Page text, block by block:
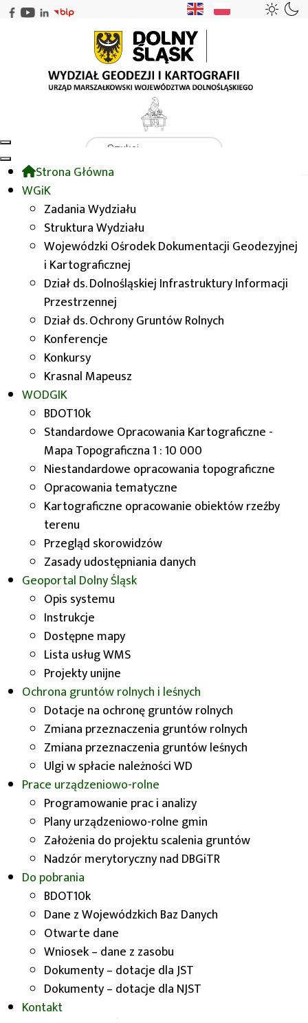
Szukaj
Strona Główna
WGiK
Zadania Wydziału
Struktura Wydziału
Wojewódzki Ośrodek Dokumentacji Geodezyjnej
i Kartograficznej
Dział ds. Dolnośląskiej Infrastruktury Informacji
Przestrzennej
Dział ds. Ochrony Gruntów Rolnych
Konferencje
Konkursy
Krasnal Mapeusz
WODGIK
BDOT10k
Standardowe Opracowania Kartograficzne -
Mapa Topograficzna 1 : 10 000
Niestandardowe opracowania topograficzne
Opracowania tematyczne
Kartograficzne opracowanie obiektów rzeźby
terenu
Przegląd skorowidzów
Zasady udostępniania danych
Geoportal Dolny Śląsk
Opis systemu
Instrukcje
Dostępne mapy
Lista usług WMS
Projekty unijne
Ochrona gruntów rolnych i leśnych
Dotacje na ochronę gruntów rolnych
Zmiana przeznaczenia gruntów rolnych
Zmiana przeznaczenia gruntów leśnych
Ulgi w spłacie należności WD
Prace urządzeniowo-rolne
Programowanie prac i analizy
Plany urządzeniowo-rolne gmin
Założenia do projektu scalenia gruntów
Nadzór merytoryczny nad DBGiTR
Do pobrania
BDOT10k
Dane z Wojewódzkich Baz Danych
Otwarte dane
Wniosek – dane z zasobu
Dokumenty – dotacje dla JST
Dokumenty – dotacje dla NJST
Kontakt
WGiK
BDOT10k
Informujemy, że na podstawie art. 1 pkt 28
ustawy z dnia 16 kwietnia 2020 r. o zmianie o
zmianie ustawy - Prawo geodezyjne i
kartograficzne oraz niektórych innych ustaw
(Dz.U. z 2020 poz. 782)
od dnia 31 lipca 2020
roku,nie będzie pobierana opłata za
udostępnianie Bazy Danych Obiektów
Topograficznych (BDOT10k)
DaneBDOT10k z województwa
dolnośląskiego w formacie GML
podzielonych na powiaty, mogą Państwo pobrać:
bezpośrednio z naszej strony:link tutaj
z GeoportaluDolny Śląsk za pomocą
modułu mapowego „Pobieranie bazy
BDOT10k":link tutaj
Na GeoportaluDolny Śląskprzechodzimy do
modułu „Pobieranie bazy BDOT10k": Inne moduły
-> Mapy topograficzne i ortofotomapy ->
Pobieranie bazy BDOT10k.
Po najechaniu na wybrany powiat klikamy
plikaby ściągnąć paczkę danych BDOT10k.
Każda paczka danych BDOT10k zawiera: